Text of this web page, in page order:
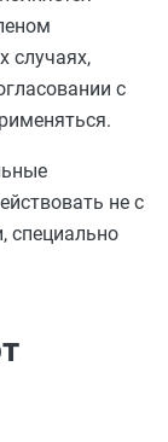
случаях,
с
не с
специально